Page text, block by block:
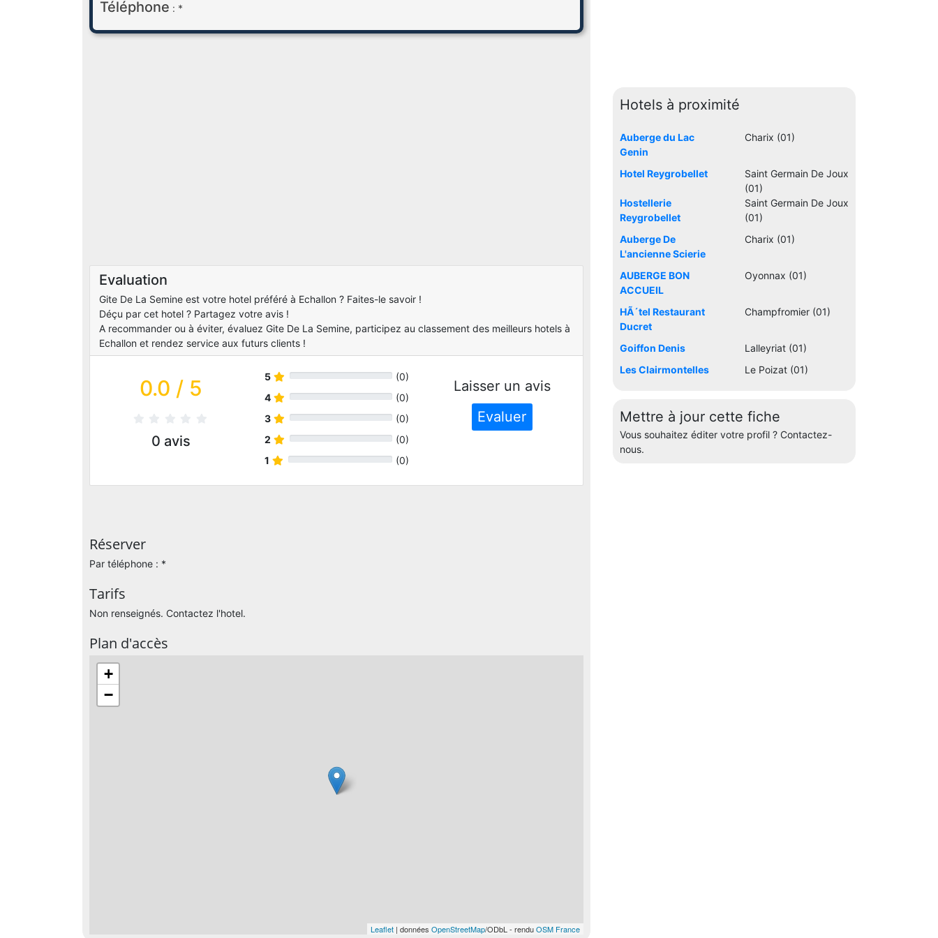
Téléphone : *
Evaluation
Gite De La Semine est votre hotel préféré à Echallon ? Faites-le savoir !
Déçu par cet hotel ? Partagez votre avis !
A recommander ou à éviter, évaluez Gite De La Semine, participez au classement des meilleurs hotels à
Echallon et rendez service aux futurs clients !
0.0 / 5
0 avis
5 (0)
4
(0)
3
(0)
2
(0)
1
(0)
Laisser un avis
Evaluer
Réserver
Par téléphone : *
Tarifs
Non renseignés. Contactez l'hotel.
Plan d'accès
+
−
Leaflet | données OpenStreetMap/ODbL - renduOSM France
Hotels à proximité
Auberge du Lac
Genin
Charix (01)
Hotel Reygrobellet
Saint Germain De Joux
(01)
Hostellerie
Reygrobellet
Saint Germain De Joux
(01)
Auberge De
L'ancienne Scierie
Charix (01)
AUBERGE BON
ACCUEIL
Oyonnax (01)
HÃ´tel Restaurant
Ducret
Champfromier (01)
Goiffon Denis
Lalleyriat (01)
Les Clairmontelles
Le Poizat (01)
Mettre à jour cette fiche
Vous souhaitez éditer votre profil ? Contactez-
nous.